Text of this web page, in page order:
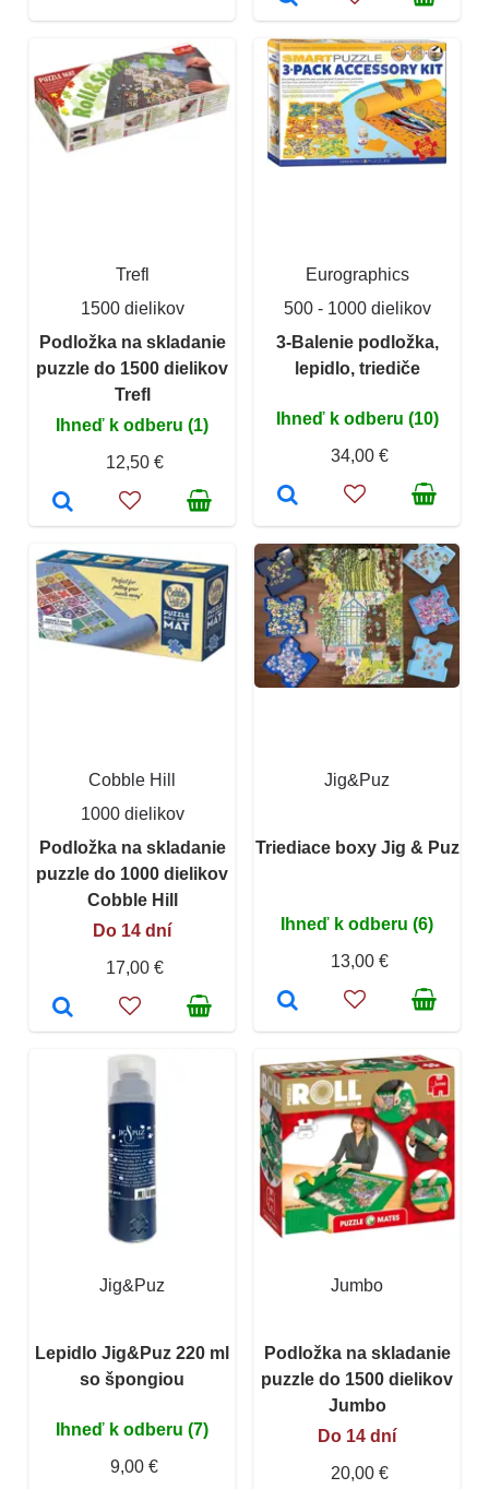
Trefl
1500 dielikov
Podložka na skladanie
puzzle do 1500 dielikov
Trefl
Ihneď k odberu (1)
12,50 €
Eurographics
500 - 1000 dielikov
3-Balenie podložka,
lepidlo, triediče
Ihneď k odberu (10)
34,00 €
Cobble Hill
1000 dielikov
Podložka na skladanie
puzzle do 1000 dielikov
Cobble Hill
Do 14 dní
17,00 €
Jig&Puz
Triediace boxy Jig & Puz
Ihneď k odberu (6)
13,00 €
Jig&Puz
Lepidlo Jig&Puz 220 ml
so špongiou
Ihneď k odberu (7)
9,00 €
Jumbo
Podložka na skladanie
puzzle do 1500 dielikov
Jumbo
Do 14 dní
20,00 €